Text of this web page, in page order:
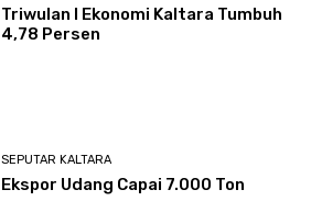
Triwulan I Ekonomi Kaltara Tumbuh
4,78 Persen
SEPUTAR KALTARA
Ekspor Udang Capai 7.000 Ton